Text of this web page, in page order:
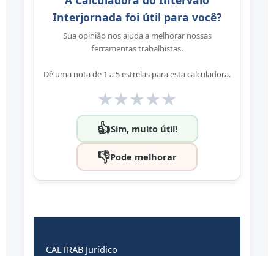
Interjornada foi útil para você?
Sua opinião nos ajuda a melhorar nossas
ferramentas trabalhistas.
Dê uma nota de 1 a 5 estrelas para esta calculadora.
★
★
★
★
★
👍Sim, muito útil!
👎Pode melhorar
CALTRAB Jurídico